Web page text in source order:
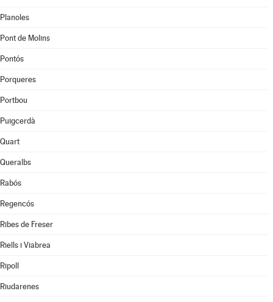
Planoles
Pont de Molins
Pontós
Porqueres
Portbou
Puigcerdà
Quart
Queralbs
Rabós
Regencós
Ribes de Freser
Riells i Viabrea
Ripoll
Riudarenes